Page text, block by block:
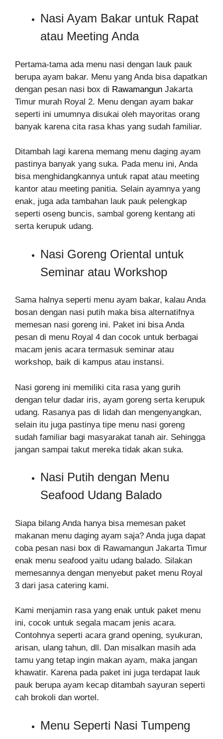
Nasi Ayam Bakar untuk Rapat
atau Meeting Anda
Pertama-tama ada menu nasi dengan lauk pauk
berupa ayam bakar. Menu yang Anda bisa dapatkan
dengan pesan nasi box di Rawamangun Jakarta
Timur murah Royal 2. Menu dengan ayam bakar
seperti ini umumnya disukai oleh mayoritas orang
banyak karena cita rasa khas yang sudah familiar.
Ditambah lagi karena memang menu daging ayam
pastinya banyak yang suka. Pada menu ini, Anda
bisa menghidangkannya untuk rapat atau meeting
kantor atau meeting panitia. Selain ayamnya yang
enak, juga ada tambahan lauk pauk pelengkap
seperti oseng buncis, sambal goreng kentang ati
serta kerupuk udang.
Nasi Goreng Oriental untuk
Seminar atau Workshop
Sama halnya seperti menu ayam bakar, kalau Anda
bosan dengan nasi putih maka bisa alternatifnya
memesan nasi goreng ini. Paket ini bisa Anda
pesan di menu Royal 4 dan cocok untuk berbagai
macam jenis acara termasuk seminar atau
workshop, baik di kampus atau instansi.
Nasi goreng ini memiliki cita rasa yang gurih
dengan telur dadar iris, ayam goreng serta kerupuk
udang. Rasanya pas di lidah dan mengenyangkan,
selain itu juga pastinya tipe menu nasi goreng
sudah familiar bagi masyarakat tanah air. Sehingga
jangan sampai takut mereka tidak akan suka.
Nasi Putih dengan Menu
Seafood Udang Balado
Siapa bilang Anda hanya bisa memesan paket
makanan menu daging ayam saja? Anda juga dapat
coba pesan nasi box di Rawamangun Jakarta Timur
enak menu seafood yaitu udang balado. Silakan
memesannya dengan menyebut paket menu Royal
3 dari jasa catering kami.
Kami menjamin rasa yang enak untuk paket menu
ini, cocok untuk segala macam jenis acara.
Contohnya seperti acara grand opening, syukuran,
arisan, ulang tahun, dll. Dan misalkan masih ada
tamu yang tetap ingin makan ayam, maka jangan
khawatir. Karena pada paket ini juga terdapat lauk
pauk berupa ayam kecap ditambah sayuran seperti
cah brokoli dan wortel.
Menu Seperti Nasi Tumpeng